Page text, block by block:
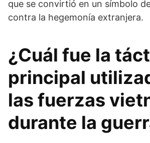
que se convirtió en un símbolo
contra la hegemonía extranjera.
¿Cuál fue la
principal
las fuerzas
durante la